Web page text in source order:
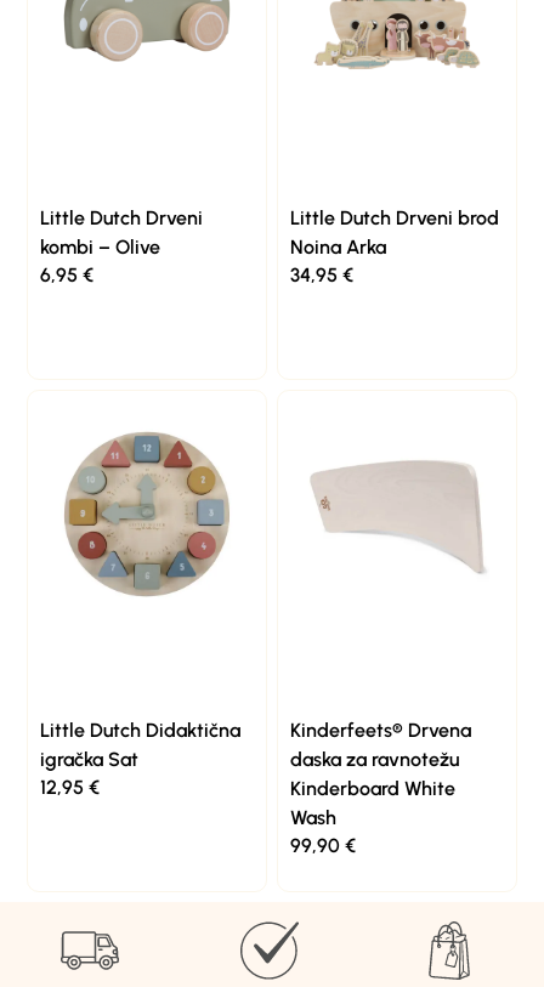
Little Dutch Drveni
kombi – Olive
6,95€
Little Dutch Drveni brod
Noina Arka
34,95 €
Little Dutch Didaktična
igračka Sat
12,95€
Kinderfeets® Drvena
daska za ravnotežu
Kinderboard White
Wash
99,90 €